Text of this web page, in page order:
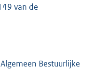
van de
Bestuurlijke